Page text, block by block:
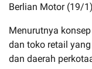
Berlian Motor (19/
Menurutnya
dan toko retail
dan daerah